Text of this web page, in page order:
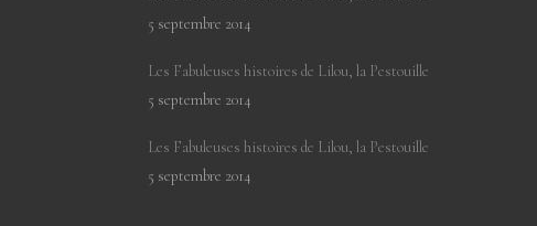
5 septembre 2014
Les Fabuleuses histoires de Lilou, la Pestouille
5 septembre 2014
Les Fabuleuses histoires de Lilou, la Pestouille
5 septembre 2014